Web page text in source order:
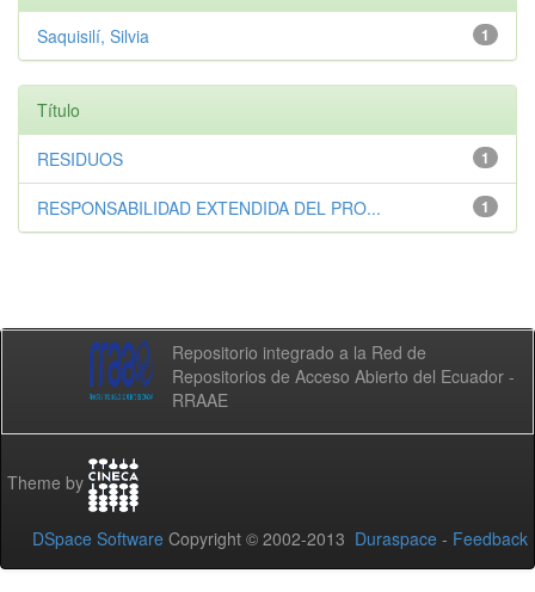
1
Saquisilí, Silvia
Título
1
RESIDUOS
1
RESPONSABILIDAD EXTENDIDA DEL PRO...
Repositorio integrado a la Red de
Repositorios de Acceso Abierto del Ecuador -
RRAAE
Theme by
DSpace Software Copyright © 2002-2013 Duraspace - Feedback